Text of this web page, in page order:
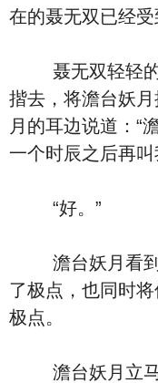
在的聂无双已经受
聂无双轻轻的
揩去，将澹台妖
月的耳边说道：“
一个时辰之后再叫
“好。”
澹台妖月看到
了极点，也同时
极点。
澹台妖月立马